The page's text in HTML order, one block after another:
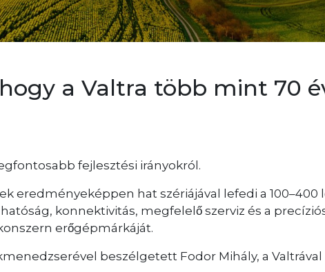
a Valtra több mint 70
fejlesztési irányokról.
eredményeképpen hat szériájával lefedi a
konnektivitás, megfelelő szerviz és a
erőgépmárkáját.
beszélgetett Fodor Mihály, a